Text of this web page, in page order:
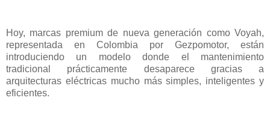
Hoy, marcas premium de nueva generación como Voyah,
representada en Colombia por Gezpomotor, están
introduciendo un modelo donde el mantenimiento
tradicional prácticamente desaparece gracias a
arquitecturas eléctricas mucho más simples, inteligentes y
eficientes.